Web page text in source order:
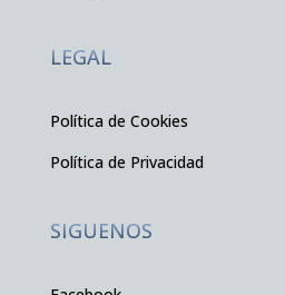
LEGAL
Política de Cookies
Política de Privacidad
SIGUENOS